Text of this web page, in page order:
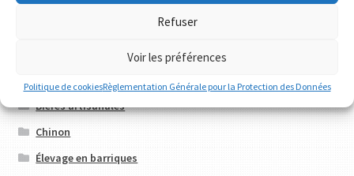
Refuser
Voir les préférences
Politique de cookiesRèglementation Générale pour la Protection des Données
Catégories de produits
Bières artisanales
Chinon
Élevage en barriques